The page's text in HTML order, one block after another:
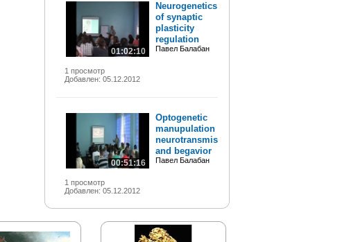
01:02:10
1 просмотр
Добавлен: 05.12.2012
Neurogenetics
of synaptic
plasticity
regulation
Павел Балабан
00:51:16
1 просмотр
Добавлен: 05.12.2012
Optogenetic
manupulation of
neurotransmission
and begavior
Павел Балабан